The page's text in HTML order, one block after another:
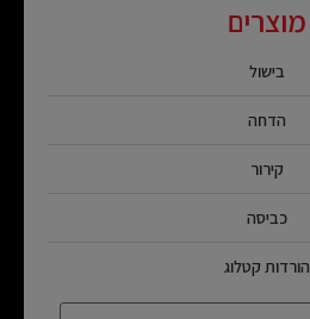
מוצרים
בישול
הדחה
קירור
כביסה
הורדות קטלוג